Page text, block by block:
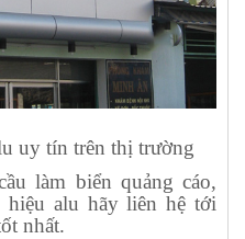
uy tín trên thị trường
làm biển quảng cáo,
hiệu alu hãy liên hệ tới
nhất.